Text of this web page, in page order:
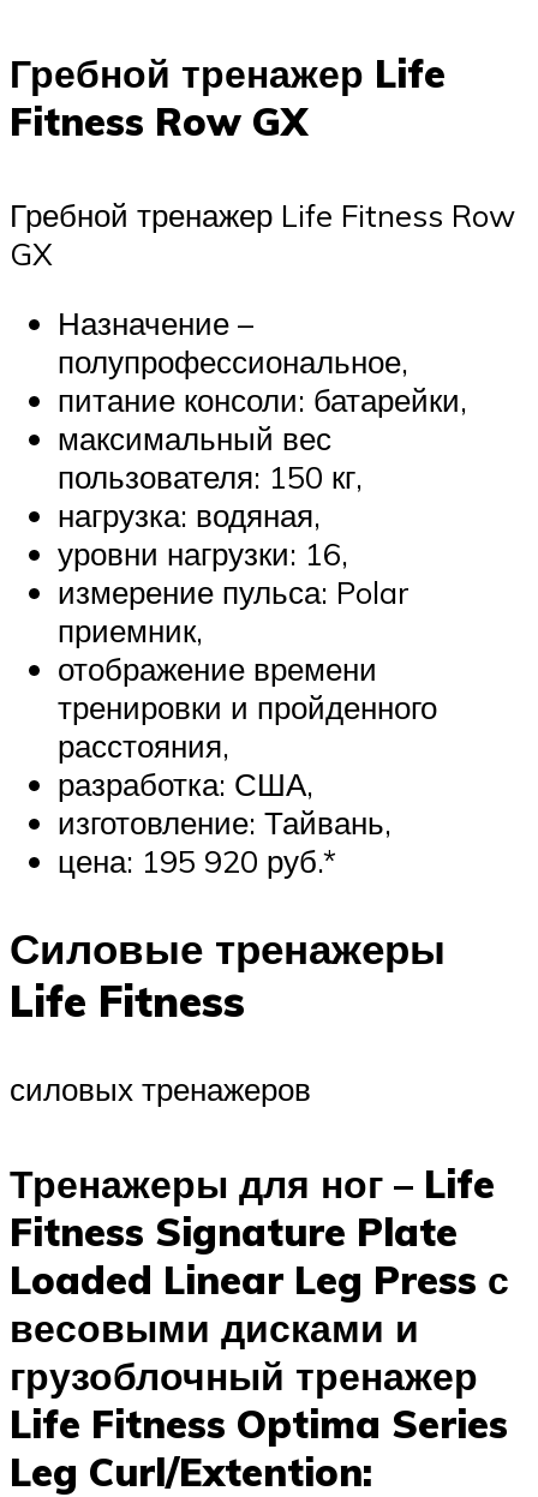
Гребной тренажер Life
Fitness Row GX
Гребной тренажер Life Fitness Row
GX
Назначение –
полупрофессиональное,
питание консоли: батарейки,
максимальный вес
пользователя: 150 кг,
нагрузка: водяная,
уровни нагрузки: 16,
измерение пульса: Polar
приемник,
отображение времени
тренировки и пройденного
расстояния,
разработка: США,
изготовление: Тайвань,
цена: 195 920 руб.*
Силовые тренажеры
Life Fitness
силовых тренажеров
Тренажеры для ног – Life
Fitness Signature Plate
Loaded Linear Leg Press с
весовыми дисками и
грузоблочный тренажер
Life Fitness Optima Series
Leg Curl/Extention: